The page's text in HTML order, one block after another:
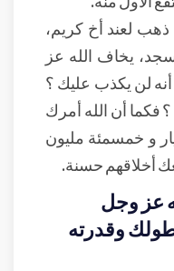
لعند أخ كريم،
يخاف الله عز
أنه لن يكذب عليك ؟
فكما أن الله أمرك
و خمسمئة مليون
أخلاقهم حسنة.
عز وجل
وقدرته